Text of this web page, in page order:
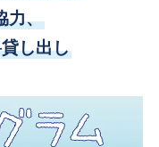
力、
し出し